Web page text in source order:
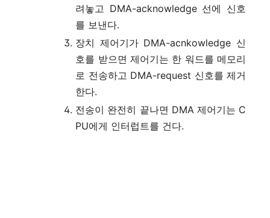
려놓고 DMA-acknowledge 선에 신호
를 보낸다.
장치 제어기가 DMA-acnkowledge 신
호를 받으면 제어기는 한 워드를 메모리
로 전송하고 DMA-request 신호를 제거
한다.
전송이 완전히 끝나면 DMA 제어기는 C
PU에게 인터럽트를 건다.